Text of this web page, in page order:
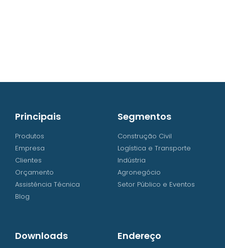
Principais
Produtos
Empresa
Clientes
Orçamento
Assistência Técnica
Blog
Segmentos
Construção Civil
Logística e Transporte
Indústria
Agronegócio
Setor Público e Eventos
Downloads Endereço